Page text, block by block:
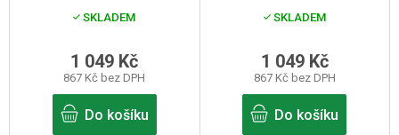
Black/White 6/XS
SKLADEM
867 Kč bez DPH
1 049 Kč
Do košíku
Black/White 7/S
SKLADEM
867 Kč bez DPH
1 049 Kč
Do košíku